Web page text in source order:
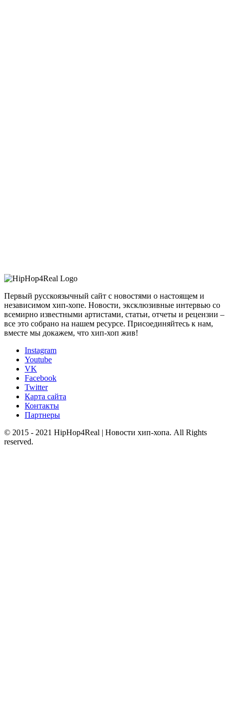
Первый русскоязычный сайт с новостями о настоящем и
независимом хип-хопе. Новости, эксклюзивные интервью со
всемирно известными артистами, статьи, отчеты и рецензии –
все это собрано на нашем ресурсе. Присоединяйтесь к нам,
вместе мы докажем, что хип-хоп жив!
Instagram
Youtube
VK
Facebook
Twitter
Карта сайта
Контакты
Партнеры
© 2015 - 2021 HipHop4Real | Новости хип-хопа. All Rights
reserved.